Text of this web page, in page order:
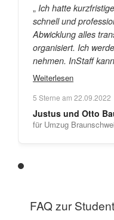
„
schnell und
Abwicklung alles
organisiert. Ich
nehmen. InStaff
weiterempfehlen.
Weiterlesen
5 Sterne am 22.09.2022
Justus und Otto
für Umzug
FAQ zur